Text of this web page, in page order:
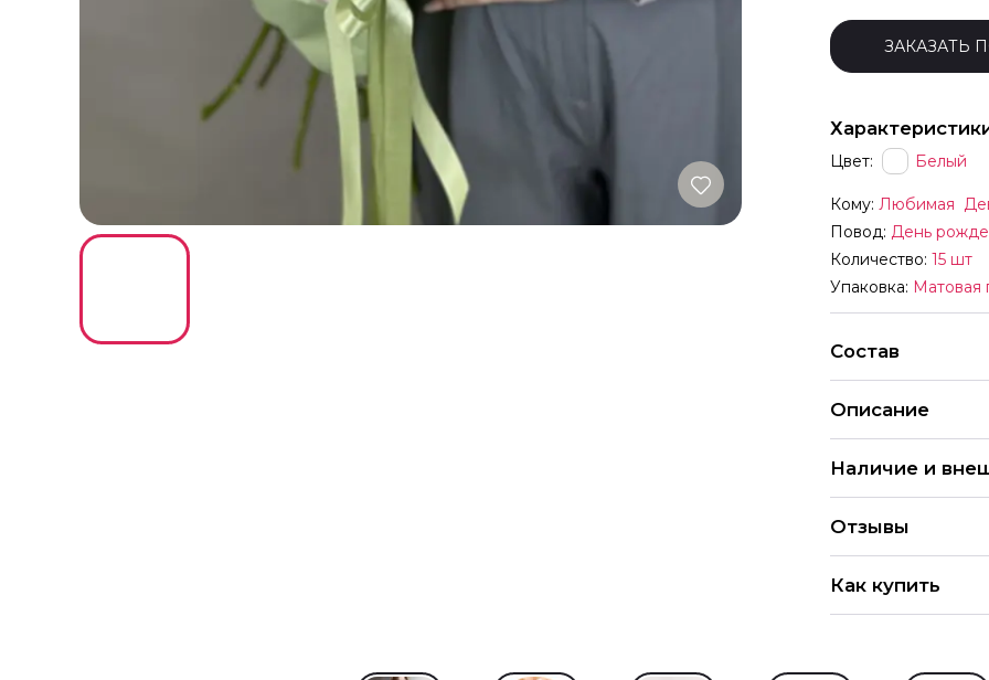
ЗАКАЗАТЬ
Цвет: Белый
Кому: Любимая
Повод: День
Количество: 15 шт
Упаковка: Матовая
Состав
Описание
Наличие и
организмы. На
оформления
хорошем качестве
замены. Все
Обратите
Отзывы
4.9 286
Как купить
магазине.